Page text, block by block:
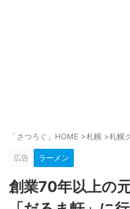
「さつろぐ」HOME >札幌 >札幌
広告 ラーメン
創業70年以上の